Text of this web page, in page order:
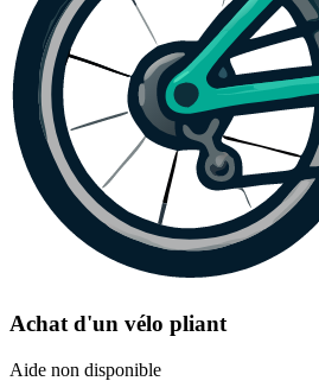
Achat d'un vélo pliant
Aide non disponible